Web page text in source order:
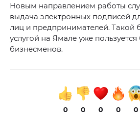
Новым направлением работы
выдача электронных подписей
лиц и предпринимателей. Такой
услугой на Ямале уже
бизнесменов.
0 0 0 0 0